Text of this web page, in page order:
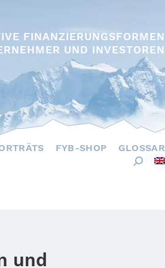
FINANZIERUNGSFORMEN
UND INVESTOREN
FYB-SHOP GLOSSAR
und